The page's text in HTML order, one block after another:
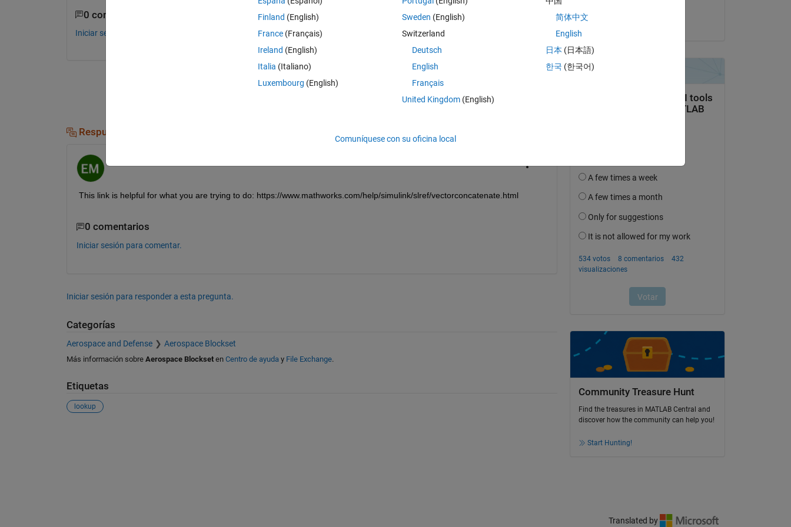
0 comentarios
Iniciar sesión para comentar.
Iniciar sesión para responder a esta pregunta.
CompartirIniciar sesión para seguir la actividad
Respuestas (1)
This link is helpful for what you are trying to do: https://www.mathworks.com/help/simulink/slref/vectorconcatenate.html
0 comentarios
Iniciar sesión para comentar.
Iniciar sesión para responder a esta pregunta.
Categorías
Aerospace and Defense Aerospace Blockset
Más información sobre Aerospace Blockseten Centro de ayuday File Exchange.
Etiquetas
lookup
el 13 de En. de 2017
Community Treasure Hunt
Find the treasures in MATLAB Central and
discover how the community can help you!
Start Hunting!
Translated by
Finland (English)
France (Français)
Ireland (English)
Italia (Italiano)
Luxembourg (English)
Sweden (English)
Switzerland
Deutsch
English
Français
United Kingdom(English)
简体中文
English
日本 (日本語)
한국 (한국어)
Comuníquese con su oficina local